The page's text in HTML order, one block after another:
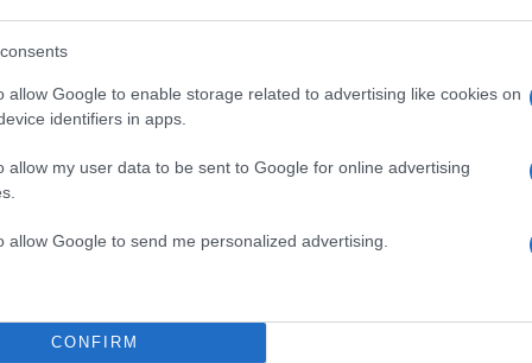
allow Google to enable storage related to advertising like cookies on
identifiers in apps.
allow my user data to be sent to Google for online advertising
allow Google to send me personalized advertising.
CONFIRM
στα βόρεια) και τανησιά του Ανατολικού